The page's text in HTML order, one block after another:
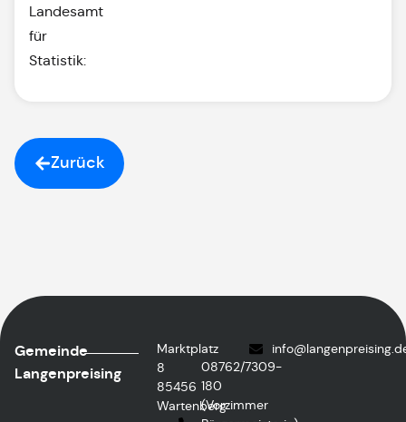
Landesamt
für
Statistik:
Zurück
Gemeinde
Langenpreising
Marktplatz
8
85456
Wartenberg
08762/7309-
180
(Vorzimmer
info